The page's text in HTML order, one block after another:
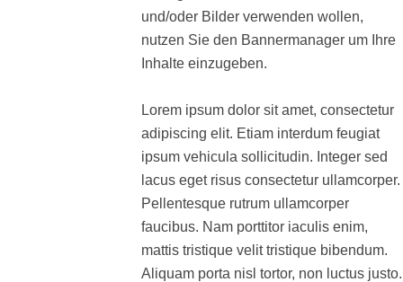
und/oder Bilder verwenden wollen,
nutzen Sie den Bannermanager um Ihre
Inhalte einzugeben.
Lorem ipsum dolor sit amet, consectetur
adipiscing elit. Etiam interdum feugiat
ipsum vehicula sollicitudin. Integer sed
lacus eget risus consectetur ullamcorper.
Pellentesque rutrum ullamcorper
faucibus. Nam porttitor iaculis enim,
mattis tristique velit tristique bibendum.
Aliquam porta nisl tortor, non luctus justo.